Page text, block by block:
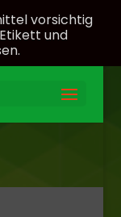
vorsichtig
und